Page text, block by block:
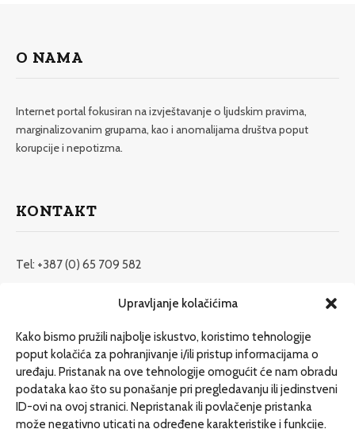
Upravljanje kolačićima
Kako bismo pružili najbolje iskustvo, koristimo tehnologije
poput kolačića za pohranjivanje i/ili pristup informacijama o
uređaju. Pristanak na ove tehnologije omogućit će nam obradu
podataka kao što su ponašanje pri pregledavanju ili jedinstveni
ID-ovi na ovoj stranici. Nepristanak ili povlačenje pristanka
može negativno uticati na određene karakteristike i funkcije.
O NAMA
Internet portal fokusiran na izvještavanje o ljudskim pravima,
marginalizovanim grupama, kao i anomalijama društva poput
korupcije i nepotizma.
KONTAKT
Tel: +387 (0) 65 709 582
redakcija@etrafika.net
Dosije
Drugi pišu